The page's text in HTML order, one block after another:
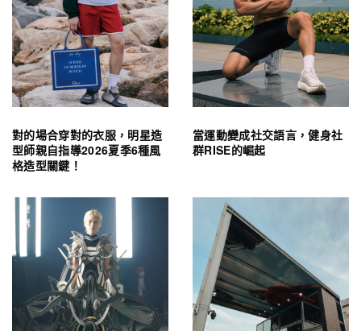
對的場合穿對的衣服，明星造
型師親自指導2026夏季6種風
格造型關鍵！
當運動變成社交語言，健身社
群RISE的崛起